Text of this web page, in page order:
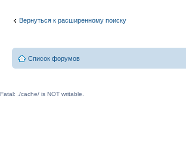
Вернуться к расширенному поиску
Список форумов
Fatal: ./cache/ is NOT writable.